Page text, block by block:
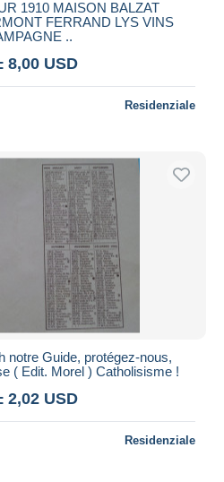
1910 MAISON BALZAT
FERRAND LYS VINS
..
8,00 USD
Residenziale
notre Guide, protégez-nous,
( Edit. Morel ) Catholisisme !
2,02 USD
Residenziale